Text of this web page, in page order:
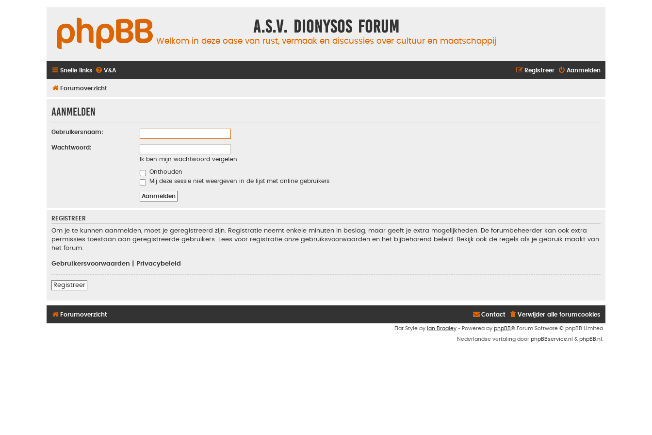
A.S.V. Dionysos Forum
Welkom in deze oase van rust, vermaak en discussies over cultuur en maatschappij
Snelle links V&A Aanmelden
Registreer
Forumoverzicht
Aanmelden
Gebruikersnaam:
Wachtwoord:
Ik ben mijn wachtwoord vergeten
Onthouden
Mij deze sessie niet weergeven in de lijst met online gebruikers
REGISTREER
Om je te kunnen aanmelden, moet je geregistreerd zijn. Registratie neemt enkele minuten in beslag, maar geeft je extra mogelijkheden. De forumbeheerder kan ook extra
permissies toestaan aan geregistreerde gebruikers. Lees voor registratie onze gebruiksvoorwaarden en het bijbehorend beleid. Bekijk ook de regels als je gebruik maakt van
het forum.
Gebruikersvoorwaarden Privacybeleid
Registreer
Forumoverzicht Verwijder alle forumcookies
Contact
Flat Style by Ian Bradley • Powered by phpBB® Forum Software © phpBB Limited
Nederlandse vertaling door phpBBservice.nl & phpBB.nl